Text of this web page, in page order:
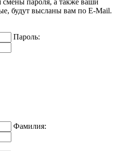
будут высланы вам по E-Mail.
Пароль:
Фамилия: